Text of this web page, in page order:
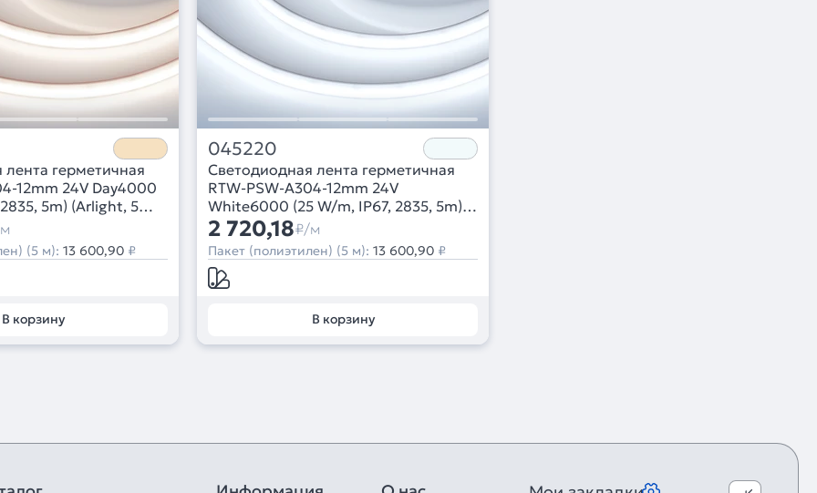
герметичная
12mm 24V Day4000
5m) (Arlight, 5
(5 м): 13 600,90 ₽
В корзину
045220
Светодиодная лента герметичная
RTW-PSW-A304-12mm 24V
White6000 (25 W/m, IP67, 2835, 5m)
(Arlight, 5 лет)
2 720,18₽/м
Пакет (полиэтилен) (5 м): 13 600,90 ₽
В корзину